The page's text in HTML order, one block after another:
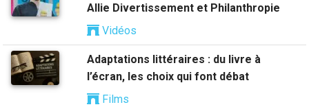
Allie Divertissement et Philanthropie
Vidéos
Adaptations littéraires : du livre à
l’écran, les choix qui font débat
Films